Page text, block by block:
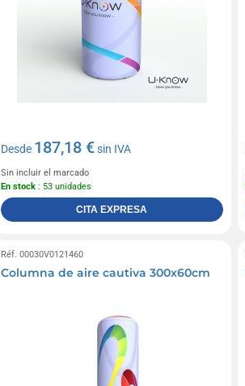
Desde 187,18 €sin IVA
Sin incluir el marcado
En stock : 53 unidades
CITA EXPRESA
Réf. 00030V0121460
Columna de aire cautiva 300x60cm